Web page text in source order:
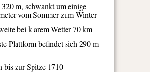
m, schwankt um einige
vom Sommer zum Winter
bei klarem Wetter 70 km
Plattform befindet sich 290 m
bis zur Spitze 1710